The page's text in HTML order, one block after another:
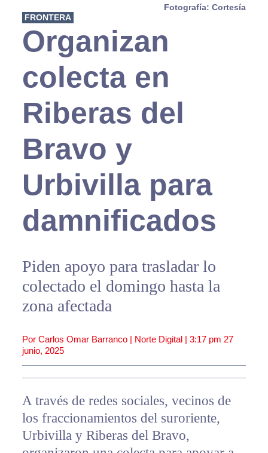
Fotografía: Cortesía
FRONTERA
Organizan
colecta en
Riberas del
Bravo y
Urbivilla para
damnificados
Piden apoyo para trasladar lo
colectado el domingo hasta la
zona afectada
Por Carlos Omar Barranco | Norte Digital | 3:17 pm 27
junio, 2025
A través de redes sociales, vecinos de
los fraccionamientos del suroriente,
Urbivilla y Riberas del Bravo,